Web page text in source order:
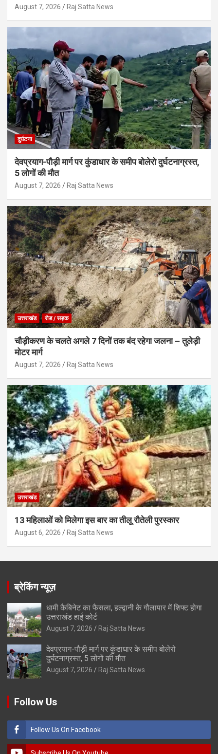
August 7, 2026 Raj Satta News
दुर्घटना
देवप्रयाग-पौड़ी मार्ग पर कुंडाधार के समीप बोलेरो दुर्घटनाग्रस्त,
5 लोगों की मौत
August 7, 2026 Raj Satta News
उत्तराखंड रोड / सड़क
चौड़ीकरण के चलते अगले 7 दिनों तक बंद रहेगा जलना – तुलेड़ी
मोटर मार्ग
August 7, 2026 Raj Satta News
उत्तराखंड
13 महिलाओं को मिलेगा इस बार का तीलू रौतेली पुरस्कार
August 6, 2026 Raj Satta News
ब्रेकिंग न्यूज़
धामी कैबिनेट का फैसला, हल्द्वानी के गौलापार में शिफ्ट होगा
उत्तराखंड हाई कोर्ट
August 7, 2026 Raj Satta News
देवप्रयाग-पौड़ी मार्ग पर कुंडाधार के समीप बोलेरो
दुर्घटनाग्रस्त, 5 लोगों की मौत
August 7, 2026 Raj Satta News
Follow Us
Follow Us On Facebook